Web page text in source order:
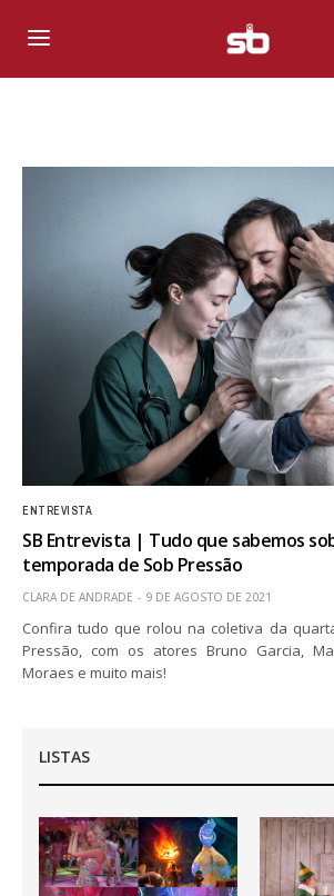
ENTREVISTA
SB Entrevista | Tudo que sabemos
temporada de Sob Pressão
CLARA DE ANDRADE 9 DE AGOSTO DE 2021
Confira tudo que rolou na coletiva da
Pressão, com os atores Bruno Garcia,
Moraes e muito mais!
LISTAS